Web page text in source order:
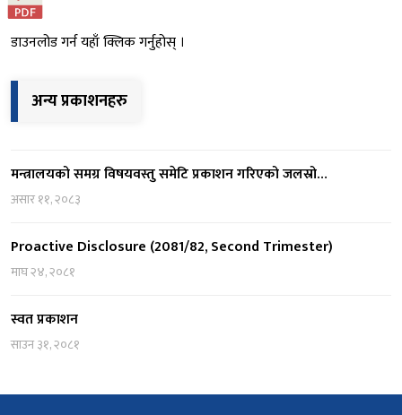
डाउनलोड गर्न यहाँ क्लिक गर्नुहोस् ।
अन्य प्रकाशनहरु
मन्त्रालयको समग्र विषयवस्तु समेटि प्रकाशन गरिएको जलस्रो…
असार ११, २०८३
Proactive Disclosure (2081/82, Second Trimester)
माघ २४, २०८१
स्वत प्रकाशन
साउन ३१, २०८१